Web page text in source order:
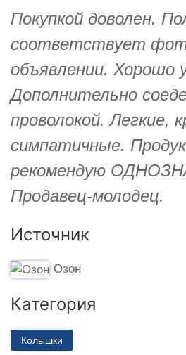
Покупкой доволен.
соответствует
объявлении. Хорошо
Дополнительно
проволокой. Легкие,
симпатичные.
рекомендую
Продавец-молодец.
Источник
Озон
Категория
Колышки